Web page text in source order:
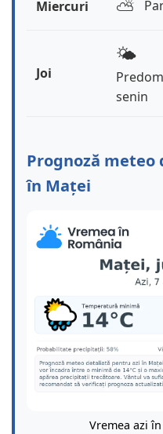
Miercuri ⛅️
Joi
🌤️
senin
Prognoză
în Maței
Vremea azi